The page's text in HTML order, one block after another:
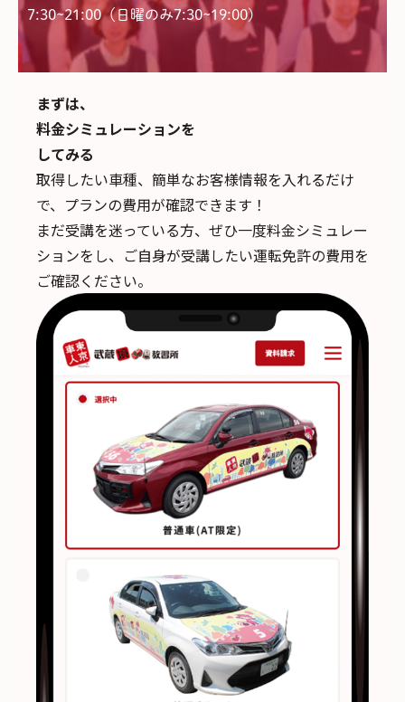
7:30~21:00（日曜のみ7:30~19:00)
まずは、
料金シミュレーションを
してみる
取得したい車種、簡単なお客様情報を入れるだけ
で、 プランの費用が確認できます！
まだ受講を迷っている方、ぜひ一度料金シミュレー
ションをし、ご自身が受講したい運転免許の費用を
ご確認ください。